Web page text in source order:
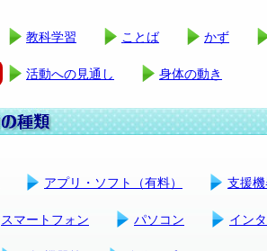
教科学習 ことば かず
活動への見通し 身体の動き
アプリ・ソフト（有料） 支援
スマートフォン パソコン イン